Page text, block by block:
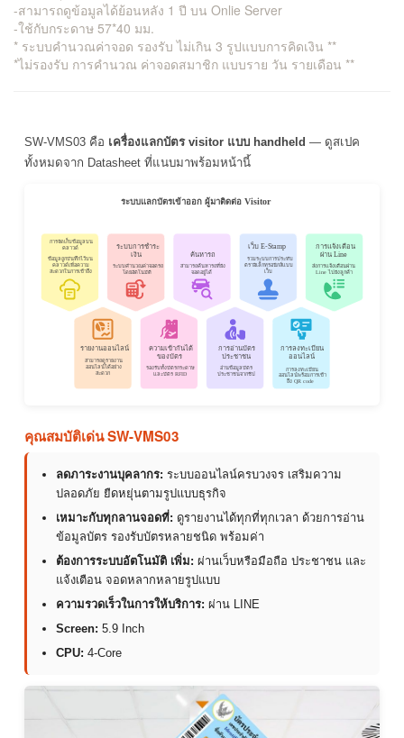
-สามารถดูข้อมูลได้ย้อนหลัง 1 ปี บน Onlie Server
-ใช้กับกระดาษ 57*40 มม.
* ระบบคำนวณค่าจอด รองรับ ไม่เกิน 3 รูปแบบการคิดเงิน **
*ไม่รองรับ การคำนวณ ค่าจอดสมาชิก แบบราย วัน รายเดือน **
SW-VMS03 คือ เครื่องแลกบัตร visitor แบบ handheld — ดูสเปค
ทั้งหมดจาก Datasheet ที่แนบมาพร้อมหน้านี้
คุณสมบัติเด่น SW-VMS03
ลดภาระงานบุคลากร: ระบบออนไลน์ครบวงจร เสริมความ
ปลอดภัย ยืดหยุ่นตามรูปแบบธุรกิจ
เหมาะกับทุกลานจอดที่: ดูรายงานได้ทุกที่ทุกเวลา ด้วยการอ่าน
ข้อมูลบัตร รองรับบัตรหลายชนิด พร้อมค่า
ต้องการระบบอัตโนมัติ เพิ่ม: ผ่านเว็บหรือมือถือ ประชาชน และ
แจ้งเตือน จอดหลากหลายรูปแบบ
ความรวดเร็วในการให้บริการ: ผ่าน LINE
Screen: 5.9 Inch
CPU: 4-Core